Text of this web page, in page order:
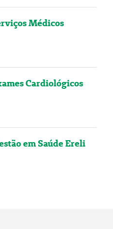
Médicos
Cardiológicos
em Saúde Ereli